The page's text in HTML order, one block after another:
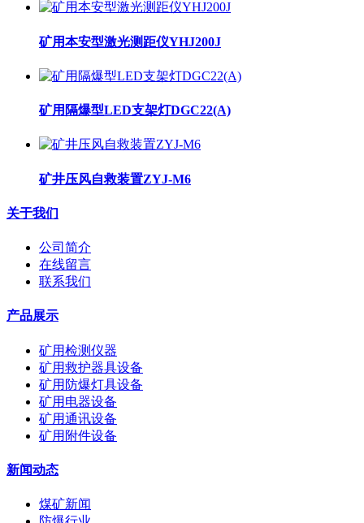
矿用本安型激光测距仪YHJ200J
矿用隔爆型LED支架灯DGC22(A)
矿井压风自救装置ZYJ-M6
关于我们
公司简介
在线留言
联系我们
产品展示
矿用检测仪器
矿用救护器具设备
矿用防爆灯具设备
矿用电器设备
矿用通讯设备
矿用附件设备
新闻动态
煤矿新闻